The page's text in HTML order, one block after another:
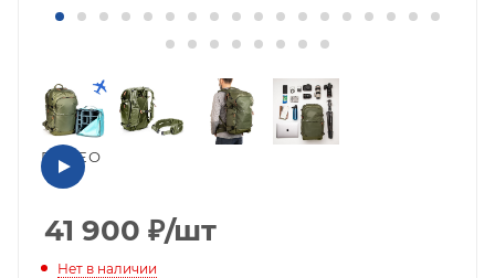
ВИДЕО
41 900 ₽/шт
Нет в наличии